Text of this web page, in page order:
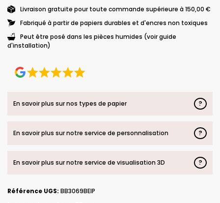
Livraison gratuite pour toute commande supérieure à 150,00 €
Fabriqué à partir de papiers durables et d'encres non toxiques
Peut être posé dans les pièces humides (voir guide
d'installation)
En savoir plus sur nos types de papier ?
En savoir plus sur notre service de personnalisation ?
En savoir plus sur notre service de visualisation 3D ?
Référence UGS: BB3069BEIP